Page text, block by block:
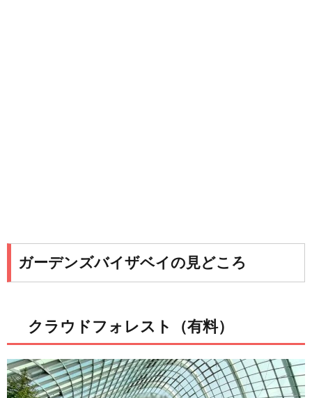
ガーデンズバイザベイの見どころ
クラウドフォレスト（有料）